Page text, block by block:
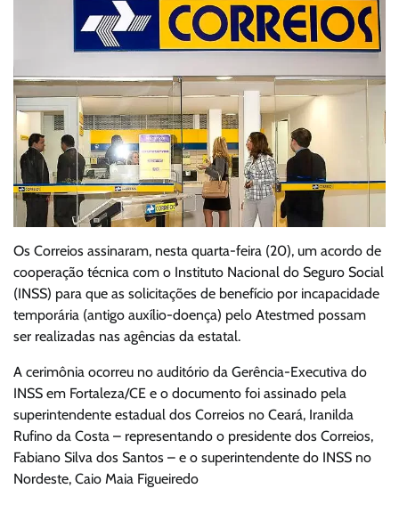
Os Correios assinaram, nesta quarta-feira (20), um acordo de
cooperação técnica com o Instituto Nacional do Seguro Social
(INSS) para que as solicitações de benefício por incapacidade
temporária (antigo auxílio-doença) pelo Atestmed possam
ser realizadas nas agências da estatal.
A cerimônia ocorreu no auditório da Gerência-Executiva do
INSS em Fortaleza/CE e o documento foi assinado pela
superintendente estadual dos Correios no Ceará, Iranilda
Rufino da Costa – representando o presidente dos Correios,
Fabiano Silva dos Santos – e o superintendente do INSS no
Nordeste, Caio Maia Figueiredo